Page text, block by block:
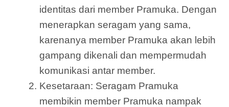
identitas dari member Pramuka. Dengan
menerapkan seragam yang sama,
karenanya member Pramuka akan lebih
gampang dikenali dan mempermudah
komunikasi antar member.
Kesetaraan: Seragam Pramuka
membikin member Pramuka nampak